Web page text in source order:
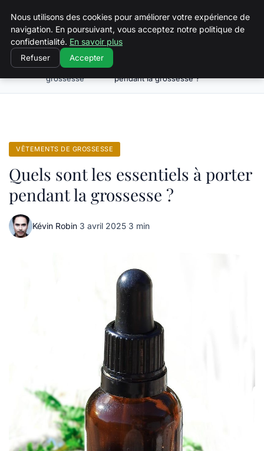
Squeakyswing.com
Vêtements de
grossesse
pendant la grossesse ?
VÊTEMENTS DE GROSSESSE
Quels sont les essentiels à porter
pendant la grossesse ?
Kévin Robin·3 avril 2025·3 min
Nous utilisons des cookies pour améliorer votre expérience de
navigation. En poursuivant, vous acceptez notre politique de
confidentialité. En savoir plus
Refuser Accepter